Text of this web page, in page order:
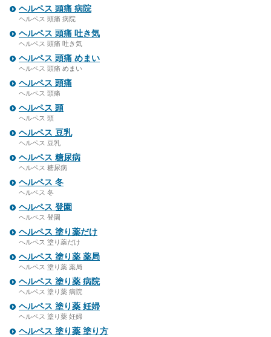
ヘルペス 頭痛 病院
ヘルペス 頭痛 病院
ヘルペス 頭痛 吐き気
ヘルペス 頭痛 吐き気
ヘルペス 頭痛 めまい
ヘルペス 頭痛 めまい
ヘルペス 頭痛
ヘルペス 頭痛
ヘルペス 頭
ヘルペス 頭
ヘルペス 豆乳
ヘルペス 豆乳
ヘルペス 糖尿病
ヘルペス 糖尿病
ヘルペス 冬
ヘルペス 冬
ヘルペス 登園
ヘルペス 登園
ヘルペス 塗り薬だけ
ヘルペス 塗り薬だけ
ヘルペス 塗り薬 薬局
ヘルペス 塗り薬 薬局
ヘルペス 塗り薬 病院
ヘルペス 塗り薬 病院
ヘルペス 塗り薬 妊婦
ヘルペス 塗り薬 妊婦
ヘルペス 塗り薬 塗り方